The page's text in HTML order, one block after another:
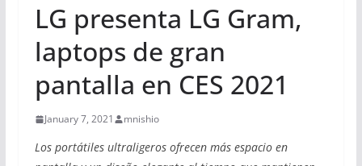
LG presenta LG Gram,
laptops de gran
pantalla en CES 2021
January 7, 2021 mnishio
Los portátiles ultraligeros ofrecen más espacio en